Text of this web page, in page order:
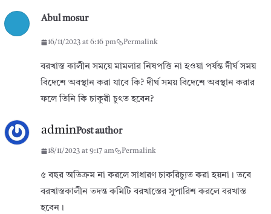
Abul mosur
16/11/2023 at 6:16 pm Permalink
বরখাস্ত কালীন সময়ে মামলার নিষপত্তি না হওয়া পর্যন্ত দীর্ঘ সময়
বিদেশে অবস্থান করা যাবে কি? দীর্ঘ সময় বিদেশে অবস্থান করার
ফলে তিনি কি চাকুরী চুৎত হবেন?
adminPost author
18/11/2023 at 9:17 am Permalink
৫ বছর অতিক্রম না করলে সাধারণ চাকরিচ্যুত করা হয়না। তবে
বরখাস্তকালীন তদন্ত কমিটি বরখাস্তের সুপারিশ করলে বরখাস্ত
হবেন।